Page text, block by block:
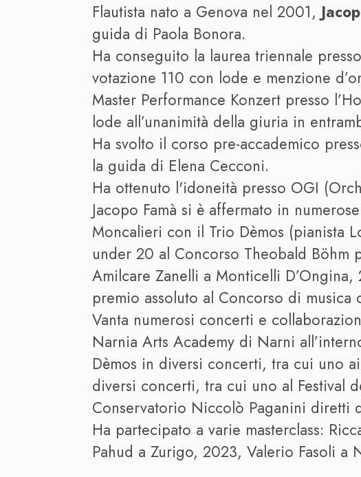
Flautista nato a Genova nel 2001,
guida di Paola Bonora.
Ha conseguito la laurea triennale
votazione 110 con lode e menzione
Master Performance Konzert presso
lode all’unanimità della giuria in
Ha svolto il corso pre-accademico
la guida di Elena Cecconi.
Ha ottenuto l'idoneità presso OGI
Jacopo Famà si è affermato in
Moncalieri con il Trio Dèmos (pianista
under 20 al Concorso Theobald Böhm
Amilcare Zanelli a Monticelli
premio assoluto al Concorso di
Vanta numerosi concerti e
Narnia Arts Academy di Narni
Dèmos in diversi concerti, tra cui uno
diversi concerti, tra cui uno al Festival
Conservatorio Niccolò Paganini diretti
Ha partecipato a varie masterclass:
Pahud a Zurigo, 2023, Valerio Fasoli a